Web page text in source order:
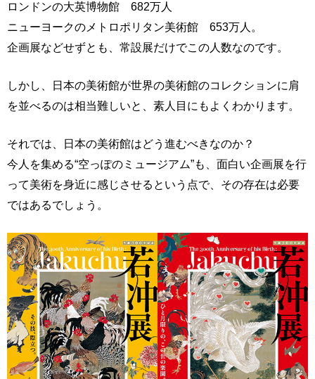
ロンドンの大英博物館 682万人
ニューヨークのメトロポリタン美術館 653万人。
企画展などせずとも、常設展だけでこの人数なのです。
しかし、日本の美術館が世界の美術館のコレクションに肩
を並べるのは相当難しいと、素人目にもよくわかります。
それでは、日本の美術館はどう進むべきなのか？
今人を集める“空っぽのミュージアム”も、面白い企画展を行
って美術を身近に感じさせるという点で、その存在は必要
ではあるでしょう。